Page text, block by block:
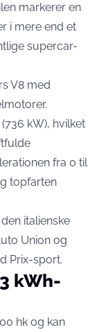
markerer en
i mere end et
supercar-
V8 med
(736 kW), hvilket
fra 0 til
topfarten
italienske
Union og
Prix-sport.
kWh-
hk og kan